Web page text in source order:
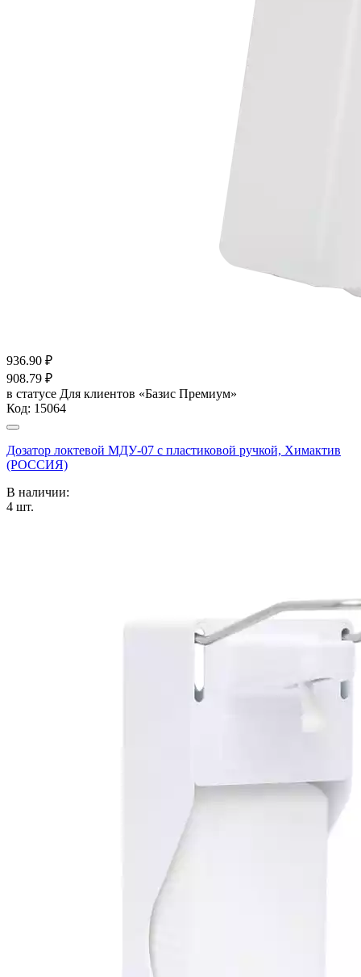
936.90 ₽
908.79 ₽
в статусе Для клиентов «Базис Премиум»
Код: 15064
Дозатор локтевой МДУ-07 с пластиковой ручкой, Химактив
(РОССИЯ)
В наличии:
4 шт.